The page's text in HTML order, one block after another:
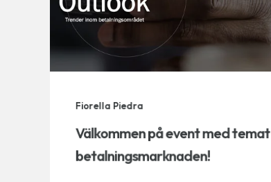
Fiorella Piedra
Välkommen på event med temat
betalningsmarknaden!